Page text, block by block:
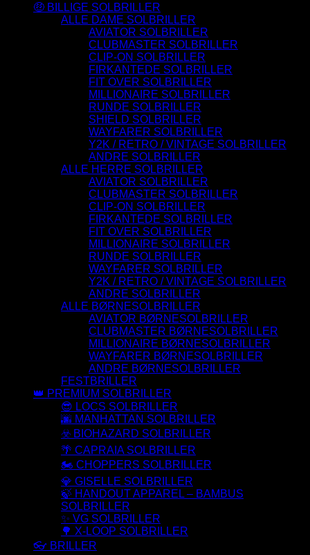
🤑 BILLIGE SOLBRILLER
ALLE DAME SOLBRILLER
AVIATOR SOLBRILLER
CLUBMASTER SOLBRILLER
CLIP-ON SOLBRILLER
FIRKANTEDE SOLBRILLER
FIT OVER SOLBRILLER
MILLIONAIRE SOLBRILLER
RUNDE SOLBRILLER
SHIELD SOLBRILLER
WAYFARER SOLBRILLER
Y2K / RETRO / VINTAGE SOLBRILLER
ANDRE SOLBRILLER
ALLE HERRE SOLBRILLER
AVIATOR SOLBRILLER
CLUBMASTER SOLBRILLER
CLIP-ON SOLBRILLER
FIRKANTEDE SOLBRILLER
FIT OVER SOLBRILLER
MILLIONAIRE SOLBRILLER
RUNDE SOLBRILLER
WAYFARER SOLBRILLER
Y2K / RETRO / VINTAGE SOLBRILLER
ANDRE SOLBRILLER
ALLE BØRNESOLBRILLER
AVIATOR BØRNESOLBRILLER
CLUBMASTER BØRNESOLBRILLER
MILLIONAIRE BØRNESOLBRILLER
WAYFARER BØRNESOLBRILLER
ANDRE BØRNESOLBRILLER
FESTBRILLER
👑 PREMIUM SOLBRILLER
😎 LOCS SOLBRILLER
🌆 MANHATTAN SOLBRILLER
☣️ BIOHAZARD SOLBRILLER
🌴 CAPRAIA SOLBRILLER
🏍️ CHOPPERS SOLBRILLER
💎 GISELLE SOLBRILLER
🍃 HANDOUT APPAREL – BAMBUS
SOLBRILLER
✨ VG SOLBRILLER
🌳 X-LOOP SOLBRILLER
👓 BRILLER